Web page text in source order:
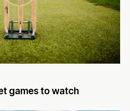
games to watch